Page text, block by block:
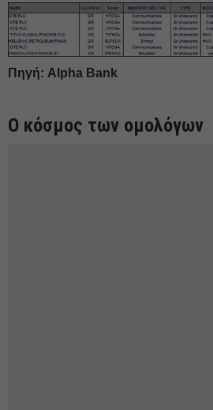
Πηγή: Alpha Bank
Ο κόσμος των ομολόγων